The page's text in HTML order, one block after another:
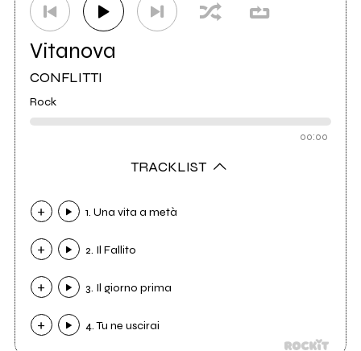
Vitanova
CONFLITTI
Rock
00:00
TRACKLIST
1. Una vita a metà
2. Il Fallito
3. Il giorno prima
4. Tu ne uscirai